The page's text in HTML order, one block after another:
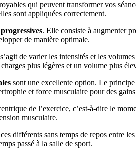
qui peuvent transformer vos
sont appliquées correctement.
. Elle consiste à augmenter
de manière optimale.
de varier les intensités et les
plus légères et un volume plus
sont une excellente option. Le
et force musculaire pour des
de l’exercice, c’est-à-dire le
musculaire.
différents sans temps de repos entre
passé à la salle de sport.